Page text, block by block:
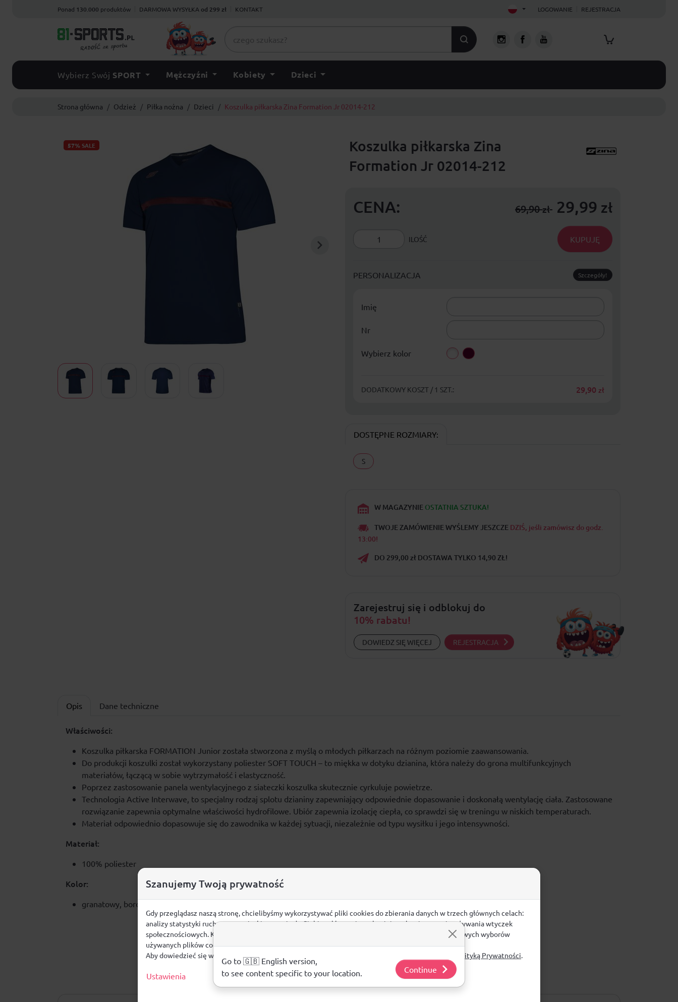
Ponad 130.000 produktów DARMOWA WYSYŁKA od 299 zł KONTAKT LOGOWANIE REJESTRACJA
Wybierz Swój SPORT Mężczyźni Kobiety Dzieci
Strona główna Odzież Piłka nożna Dzieci Koszulka piłkarska Zina Formation Jr 02014-212
57% SALE
Koszulka piłkarska Zina
Formation Jr 02014-212
CENA: 69,90zł 29,99 zł
ILOŚĆ KUPUJĘ
PERSONALIZACJA Szczegóły!
Imię
Nr
Wybierz kolor
DODATKOWY KOSZT / 1 SZT.: 29,90 zł
DOSTĘPNE ROZMIARY:
S
W MAGAZYNIE OSTATNIA SZTUKA!
TWOJE ZAMÓWIENIE WYŚLEMY JESZCZE DZIŚ, jeśli zamówisz do godz.
13:00!
DO 299,00 zł DOSTAWA TYLKO 14,90 ZŁ!
Zarejestruj się i odblokuj do
10% rabatu!
DOWIEDZ SIĘ WIĘCEJ REJESTRACJA
Opis Dane techniczne
Właściwości:
Koszulka piłkarska FORMATION Junior została stworzona z myślą o młodych piłkarzach na różnym poziomie zaawansowania.
Do produkcji koszulki został wykorzystany poliester SOFT TOUCH – to miękka w dotyku dzianina, która należy do grona multifunkcyjnych
materiałów, łączącą w sobie wytrzymałość i elastyczność.
Poprzez zastosowanie panela wentylacyjnego z siateczki koszulka skutecznie cyrkuluje powietrze.
Technologia Active Interwave, to specjalny rodzaj splotu dzianiny zapewniający odpowiednie dopasowanie i doskonałą wentylację ciała. Zastosowane
rozwiązanie zapewnia optymalne właściwości hydrofilowe. Ubiór zapewnia izolację ciepła, co sprawdzi się w treningu w niskich temperaturach.
Materiał odpowiednio dopasowuje się do zawodnika w każdej sytuacji, niezależnie od typu wysiłku i jego intensywności.
Materiał:
100% poliester
Kolor:
granatowy, bordowe wstawki
ŚREDNIA OCENA:
Szanujemy Twoją prywatność
Gdy przeglądasz naszą stronę, chcielibyśmy wykorzystywać pliki cookies do zbierania danych w trzech głównych celach:
analizy statystyki ruchu na stronie, kierowania do Ciebie reklam w innych miejscach w internecie, używania wtyczek
społecznościowych. Kliknij poniżej, by wyrazić zgodę lub przejdź do ustawień, by dokonać szczegółowych wyborów
używanych plików cookies.
Aby dowiedzieć się więcej o plikach cookie i tym, jak wykorzystujemy Twoje dane, odwiedź naszą
Polityką Prywatności
Ustawienia
Go to 🇬🇧 English version,
to see content specific to your location.
Continue